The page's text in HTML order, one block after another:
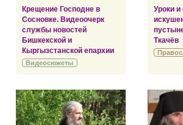
Крещение Господне в
Сосновке. Видеоочерк
службы новостей
Бишкекской и
Кыргызстанской епархии
Видеосюжеты
Уроки
Ткачёв